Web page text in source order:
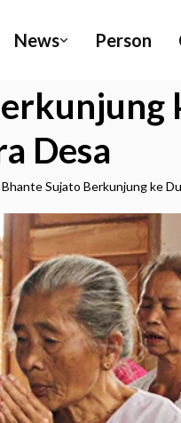
News Person
Desa
Bhante Sujato Berkunjung ke